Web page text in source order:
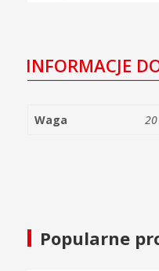
INFORMACJE
Waga
Popularne